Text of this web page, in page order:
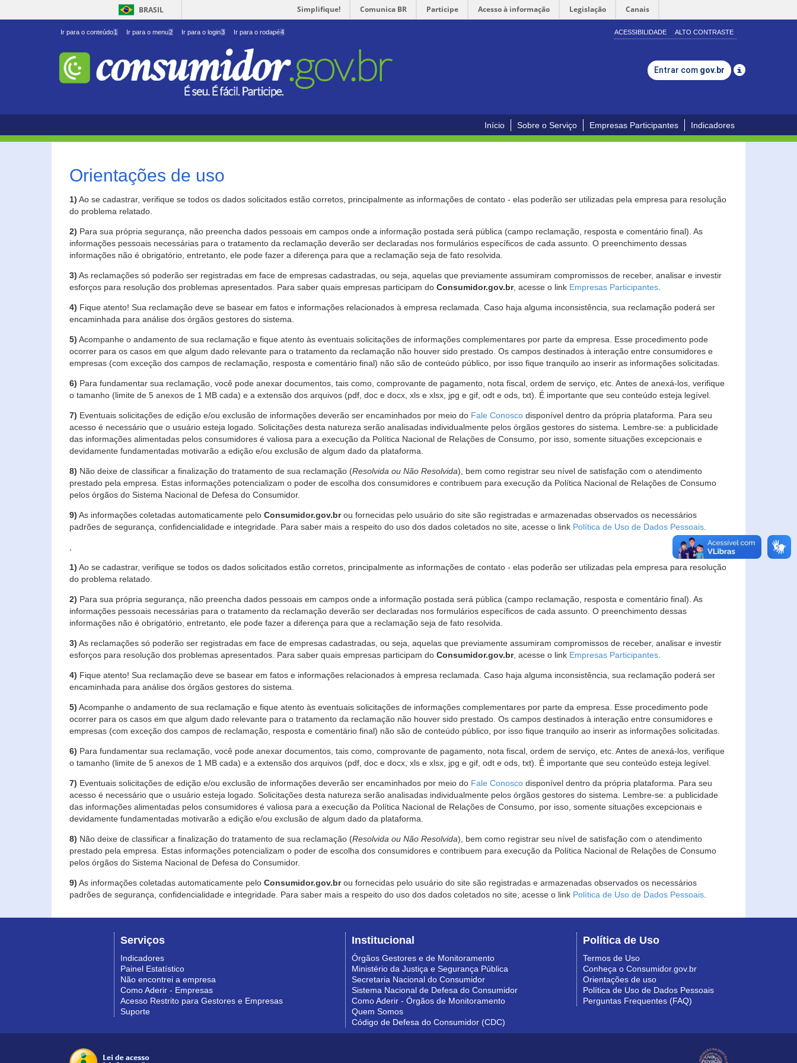
BRASIL Simplifique! Comunica BR Participe Acesso à informação Legislação Canais
Ir para o conteúdo1 Ir para o menu2 Ir para o login3 Ir para o rodapé4 ACESSIBILIDADE ALTO CONTRASTE
Entrar com gov.br
Início Sobre o Serviço Empresas Participantes Indicadores
Orientações de uso
1) Ao se cadastrar, verifique se todos os dados solicitados estão corretos, principalmente as informações de contato - elas poderão ser utilizadas pela empresa para resolução
do problema relatado.
2) Para sua própria segurança, não preencha dados pessoais em campos onde a informação postada será pública (campo reclamação, resposta e comentário final). As
informações pessoais necessárias para o tratamento da reclamação deverão ser declaradas nos formulários específicos de cada assunto. O preenchimento dessas
informações não é obrigatório, entretanto, ele pode fazer a diferença para que a reclamação seja de fato resolvida.
3) As reclamações só poderão ser registradas em face de empresas cadastradas, ou seja, aquelas que previamente assumiram compromissos de receber, analisar e investir
esforços para resolução dos problemas apresentados. Para saber quais empresas participam do Consumidor.gov.br, acesse o link Empresas Participantes
4) Fique atento! Sua reclamação deve se basear em fatos e informações relacionados à empresa reclamada. Caso haja alguma inconsistência, sua reclamação poderá ser
encaminhada para análise dos órgãos gestores do sistema.
5) Acompanhe o andamento de sua reclamação e fique atento às eventuais solicitações de informações complementares por parte da empresa. Esse procedimento pode
ocorrer para os casos em que algum dado relevante para o tratamento da reclamação não houver sido prestado. Os campos destinados à interação entre consumidores e
empresas (com exceção dos campos de reclamação, resposta e comentário final) não são de conteúdo público, por isso fique tranquilo ao inserir as informações solicitadas.
6) Para fundamentar sua reclamação, você pode anexar documentos, tais como, comprovante de pagamento, nota fiscal, ordem de serviço, etc. Antes de anexá-los, verifique
o tamanho (limite de 5 anexos de 1 MB cada) e a extensão dos arquivos (pdf, doc e docx, xls e xlsx, jpg e gif, odt e ods, txt). É importante que seu conteúdo esteja legível.
7) Eventuais solicitações de edição e/ou exclusão de informações deverão ser encaminhados por meio do Fale Conosco disponível dentro da própria plataforma. Para seu
acesso é necessário que o usuário esteja logado. Solicitações desta natureza serão analisadas individualmente pelos órgãos gestores do sistema. Lembre-se: a publicidade
das informações alimentadas pelos consumidores é valiosa para a execução da Política Nacional de Relações de Consumo, por isso, somente situações excepcionais e
devidamente fundamentadas motivarão a edição e/ou exclusão de algum dado da plataforma.
8) Não deixe de classificar a finalização do tratamento de sua reclamação (Resolvida ou Não Resolvida), bem como registrar seu nível de satisfação com o atendimento
prestado pela empresa. Estas informações potencializam o poder de escolha dos consumidores e contribuem para execução da Política Nacional de Relações de Consumo
pelos órgãos do Sistema Nacional de Defesa do Consumidor.
9) As informações coletadas automaticamente pelo Consumidor.gov.brou fornecidas pelo usuário do site são registradas e armazenadas observados os necessários
padrões de segurança, confidencialidade e integridade. Para saber mais a respeito do uso dos dados coletados no site, acesse o link Política de Uso de Dados Pessoais
1) Ao se cadastrar, verifique se todos os dados solicitados estão corretos, principalmente as informações de contato - elas poderão ser utilizadas pela empresa para resolução
do problema relatado.
2) Para sua própria segurança, não preencha dados pessoais em campos onde a informação postada será pública (campo reclamação, resposta e comentário final). As
informações pessoais necessárias para o tratamento da reclamação deverão ser declaradas nos formulários específicos de cada assunto. O preenchimento dessas
informações não é obrigatório, entretanto, ele pode fazer a diferença para que a reclamação seja de fato resolvida.
3) As reclamações só poderão ser registradas em face de empresas cadastradas, ou seja, aquelas que previamente assumiram compromissos de receber, analisar e investir
esforços para resolução dos problemas apresentados. Para saber quais empresas participam do Consumidor.gov.br, acesse o link Empresas Participantes
4) Fique atento! Sua reclamação deve se basear em fatos e informações relacionados à empresa reclamada. Caso haja alguma inconsistência, sua reclamação poderá ser
encaminhada para análise dos órgãos gestores do sistema.
5) Acompanhe o andamento de sua reclamação e fique atento às eventuais solicitações de informações complementares por parte da empresa. Esse procedimento pode
ocorrer para os casos em que algum dado relevante para o tratamento da reclamação não houver sido prestado. Os campos destinados à interação entre consumidores e
empresas (com exceção dos campos de reclamação, resposta e comentário final) não são de conteúdo público, por isso fique tranquilo ao inserir as informações solicitadas.
6) Para fundamentar sua reclamação, você pode anexar documentos, tais como, comprovante de pagamento, nota fiscal, ordem de serviço, etc. Antes de anexá-los, verifique
o tamanho (limite de 5 anexos de 1 MB cada) e a extensão dos arquivos (pdf, doc e docx, xls e xlsx, jpg e gif, odt e ods, txt). É importante que seu conteúdo esteja legível.
7) Eventuais solicitações de edição e/ou exclusão de informações deverão ser encaminhados por meio do Fale Conosco disponível dentro da própria plataforma. Para seu
acesso é necessário que o usuário esteja logado. Solicitações desta natureza serão analisadas individualmente pelos órgãos gestores do sistema. Lembre-se: a publicidade
das informações alimentadas pelos consumidores é valiosa para a execução da Política Nacional de Relações de Consumo, por isso, somente situações excepcionais e
devidamente fundamentadas motivarão a edição e/ou exclusão de algum dado da plataforma.
8) Não deixe de classificar a finalização do tratamento de sua reclamação (Resolvida ou Não Resolvida), bem como registrar seu nível de satisfação com o atendimento
prestado pela empresa. Estas informações potencializam o poder de escolha dos consumidores e contribuem para execução da Política Nacional de Relações de Consumo
pelos órgãos do Sistema Nacional de Defesa do Consumidor.
9) As informações coletadas automaticamente pelo Consumidor.gov.brou fornecidas pelo usuário do site são registradas e armazenadas observados os necessários
padrões de segurança, confidencialidade e integridade. Para saber mais a respeito do uso dos dados coletados no site, acesse o link Política de Uso de Dados Pessoais
Serviços
Indicadores
Painel Estatístico
Não encontrei a empresa
Como Aderir - Empresas
Acesso Restrito para Gestores e Empresas
Suporte
Institucional
Órgãos Gestores e de Monitoramento
Ministério da Justiça e Segurança Pública
Secretaria Nacional do Consumidor
Sistema Nacional de Defesa do Consumidor
Como Aderir - Órgãos de Monitoramento
Quem Somos
Código de Defesa do Consumidor (CDC)
Política de Uso
Termos de Uso
Conheça o Consumidor.gov.br
Orientações de uso
Política de Uso de Dados Pessoais
Perguntas Frequentes (FAQ)